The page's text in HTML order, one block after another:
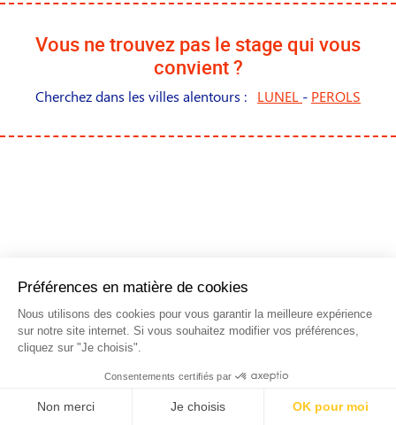
Vous ne trouvez pas le stage qui vous
convient ?
Cherchez dans les villes alentours : LUNEL - PEROLS
NOS STAGES DANS LES
PRINCIPALES VILLES DE